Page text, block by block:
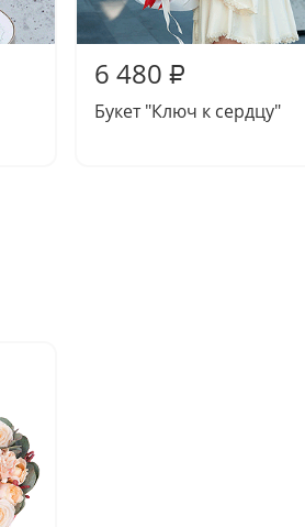
6 480 ₽
Букет "Ключ к сердцу"